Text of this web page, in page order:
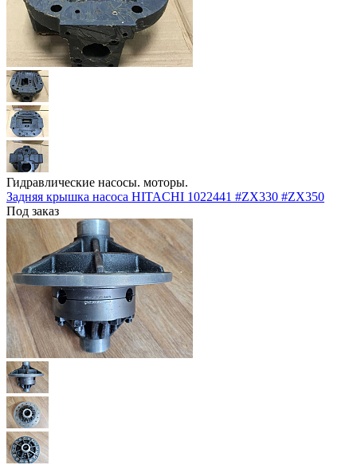
Гидравлические насосы. моторы.
Задняя крышка насоса HITACHI 1022441 #ZX330 #ZX350
Под заказ